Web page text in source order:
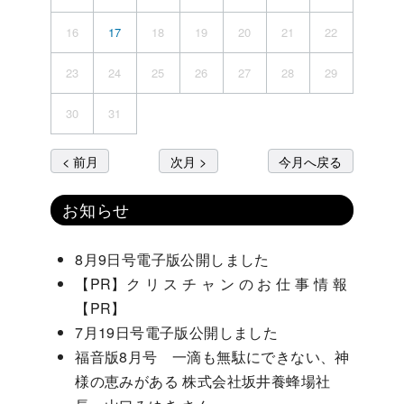
16 17 18 19 20 21 22
23 24 25 26 27 28 29
30 31
< 前月 次月 > 今月へ戻る
お知らせ
8月9日号電子版公開しました
【PR】ク リ ス チ ャ ン の お 仕 事 情 報
【PR】
7月19日号電子版公開しました
福音版8月号 一滴も無駄にできない、神
様の恵みがある 株式会社坂井養蜂場社